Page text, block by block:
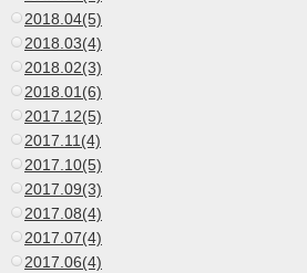
2018.04(5)
2018.03(4)
2018.02(3)
2018.01(6)
2017.12(5)
2017.11(4)
2017.10(5)
2017.09(3)
2017.08(4)
2017.07(4)
2017.06(4)